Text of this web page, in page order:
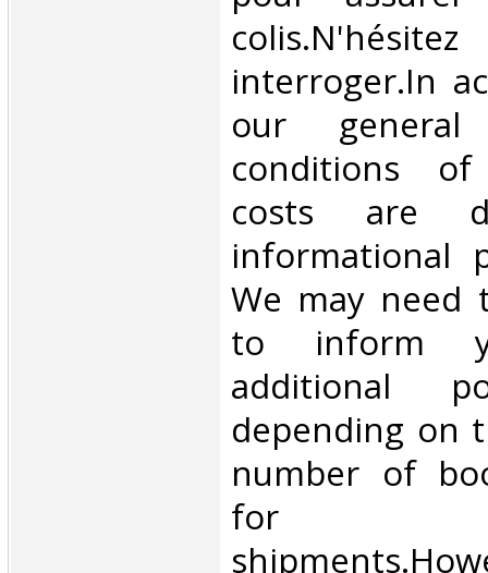
interroger.In
our
conditions of
costs are
informational
We may need
to inform
additional
depending on
number of
for